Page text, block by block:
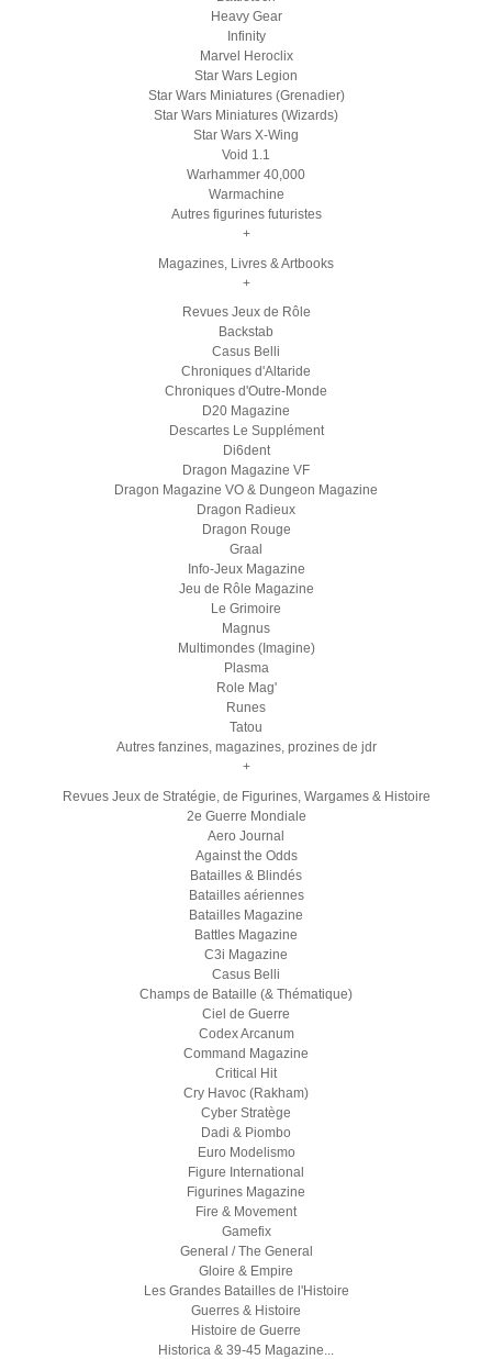
Heavy Gear
Infinity
Marvel Heroclix
Star Wars Legion
Star Wars Miniatures (Grenadier)
Star Wars Miniatures (Wizards)
Star Wars X-Wing
Void 1.1
Warhammer 40,000
Warmachine
Autres figurines futuristes
+
Magazines, Livres & Artbooks
+
Revues Jeux de Rôle
Backstab
Casus Belli
Chroniques d'Altaride
Chroniques d'Outre-Monde
D20 Magazine
Descartes Le Supplément
Di6dent
Dragon Magazine VF
Dragon Magazine VO & Dungeon Magazine
Dragon Radieux
Dragon Rouge
Graal
Info-Jeux Magazine
Jeu de Rôle Magazine
Le Grimoire
Magnus
Multimondes (Imagine)
Plasma
Role Mag'
Runes
Tatou
Autres fanzines, magazines, prozines de jdr
+
Revues Jeux de Stratégie, de Figurines, Wargames & Histoire
2e Guerre Mondiale
Aero Journal
Against the Odds
Batailles & Blindés
Batailles aériennes
Batailles Magazine
Battles Magazine
C3i Magazine
Casus Belli
Champs de Bataille (& Thématique)
Ciel de Guerre
Codex Arcanum
Command Magazine
Critical Hit
Cry Havoc (Rakham)
Cyber Stratège
Dadi & Piombo
Euro Modelismo
Figure International
Figurines Magazine
Fire & Movement
Gamefix
General / The General
Gloire & Empire
Les Grandes Batailles de l'Histoire
Guerres & Histoire
Histoire de Guerre
Historica & 39-45 Magazine...